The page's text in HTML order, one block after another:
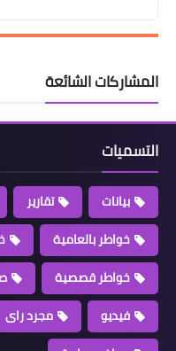
المشاركات الشائعة
التسميات
بيانات تقارير
خواطر بالعامية
خواطر قصصية
فيديو
مجرد راى